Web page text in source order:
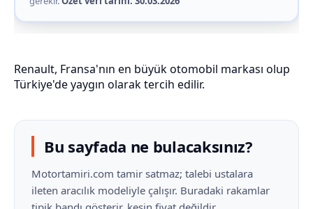
Renault, Fransa'nın en büyük otomobil markası olup
Türkiye'de yaygın olarak tercih edilir.
Bu sayfada ne bulacaksınız?
Motortamiri.com tamir satmaz; talebi ustalara
ileten aracılık modeliyle çalışır. Buradaki rakamlar